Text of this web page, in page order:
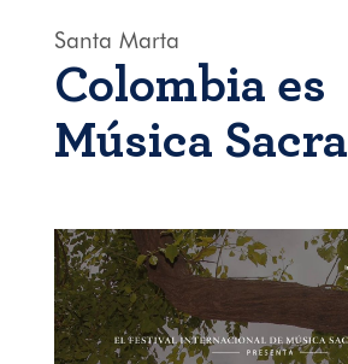
Santa Marta
Colombia es
Música Sacra